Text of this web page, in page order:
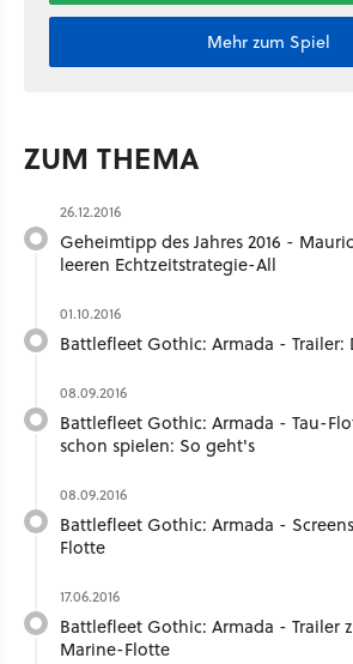
Mehr zum Spiel
ZUM THEMA
26.12.2016
Geheimtipp des Jahres 2016 -
leeren Echtzeitstrategie-All
01.10.2016
Battlefleet Gothic: Armada - Trailer:
08.09.2016
Battlefleet Gothic: Armada - Tau-
schon spielen: So geht's
08.09.2016
Battlefleet Gothic: Armada -
Flotte
17.06.2016
Battlefleet Gothic: Armada - Trailer
Marine-Flotte